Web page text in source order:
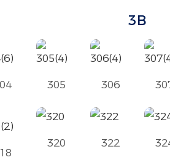
3B
305 306
320 322